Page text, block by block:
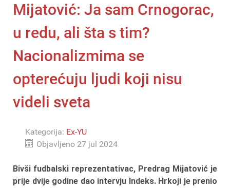
Mijatović: Ja sam Crnogorac,
u redu, ali šta s tim?
Nacionalizmima se
opterećuju ljudi koji nisu
videli sveta
Kategorija: Ex-YU
Objavljeno 27 jul 2024
Bivši fudbalski reprezentativac, Predrag Mijatović je
prije dvije godine dao intervju Indeks. Hrkoji je prenio